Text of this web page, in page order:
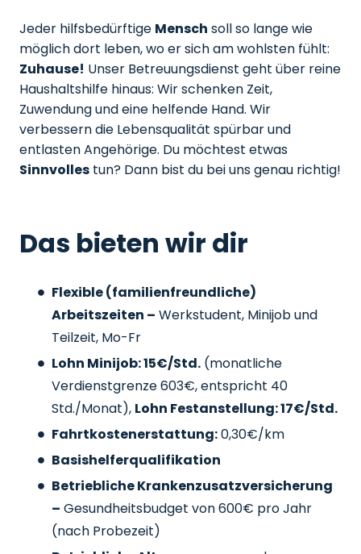
Jeder hilfsbedürftige Mensch soll so lange wie
möglich dort leben, wo er sich am wohlsten fühlt:
Zuhause! Unser Betreuungsdienst geht über reine
Haushaltshilfe hinaus: Wir schenken Zeit,
Zuwendung und eine helfende Hand. Wir
verbessern die Lebensqualität spürbar und
entlasten Angehörige. Du möchtest etwas
Sinnvolles tun? Dann bist du bei uns genau richtig!
Das bieten wir dir
Flexible (familienfreundliche)
Arbeitszeiten – Werkstudent, Minijob und
Teilzeit, Mo-Fr
Lohn Minijob: 15€/Std. (monatliche
Verdienstgrenze 603€, entspricht 40
Std./Monat), Lohn Festanstellung: 17€/Std.
Fahrtkostenerstattung:0,30€/km
Basishelferqualifikation
Betriebliche Krankenzusatzversicherung
– Gesundheitsbudget von 600€ pro Jahr
(nach Probezeit)